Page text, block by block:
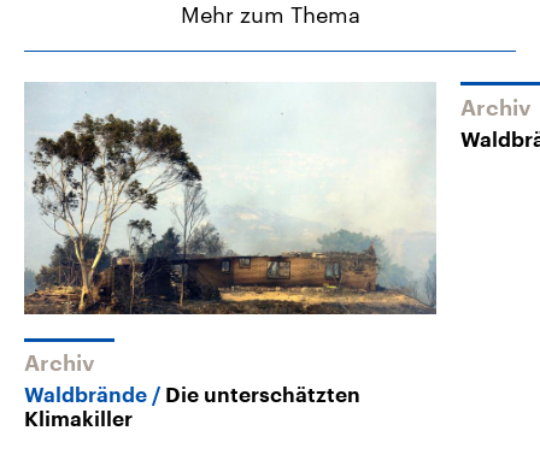
Mehr zum Thema
Archiv
Waldbrände
Die unterschätzten
Klimakiller
Archiv